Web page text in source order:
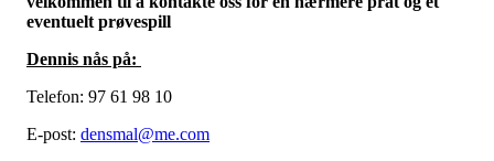
eventuelt prøvespill
Dennis nås på:
Telefon: 97 61 98 10
E-post: densmal@me.com